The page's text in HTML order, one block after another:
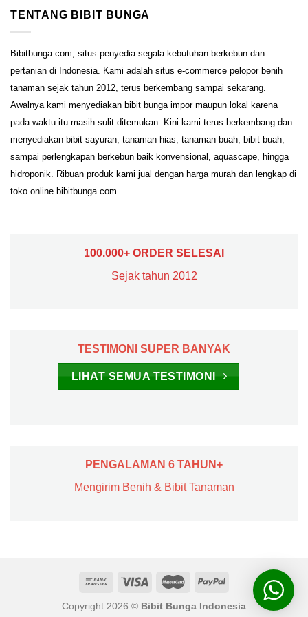
TENTANG BIBIT BUNGA
Bibitbunga.com, situs penyedia segala kebutuhan berkebun dan
pertanian di Indonesia. Kami adalah situs e-commerce pelopor benih
tanaman sejak tahun 2012, terus berkembang sampai sekarang.
Awalnya kami menyediakan bibit bunga impor maupun lokal karena
pada waktu itu masih sulit ditemukan. Kini kami terus berkembang dan
menyediakan bibit sayuran, tanaman hias, tanaman buah, bibit buah,
sampai perlengkapan berkebun baik konvensional, aquascape, hingga
hidroponik. Ribuan produk kami jual dengan harga murah dan lengkap di
toko online bibitbunga.com.
100.000+ ORDER SELESAI
Sejak tahun 2012
TESTIMONI SUPER BANYAK
LIHAT SEMUA TESTIMONI
PENGALAMAN 6 TAHUN+
Mengirim Benih & Bibit Tanaman
Copyright 2026 © Bibit Bunga Indonesia